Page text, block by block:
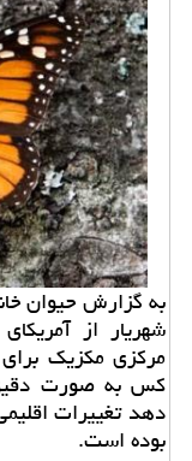
به گزارش حیوان
شهریار از
مركزی مكزیك
كس به صورت
دهد تغییرات
بوده است.